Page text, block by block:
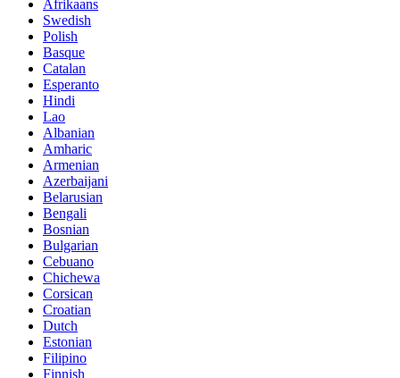
Afrikaans
Swedish
Polish
Basque
Catalan
Esperanto
Hindi
Lao
Albanian
Amharic
Armenian
Azerbaijani
Belarusian
Bengali
Bosnian
Bulgarian
Cebuano
Chichewa
Corsican
Croatian
Dutch
Estonian
Filipino
Finnish